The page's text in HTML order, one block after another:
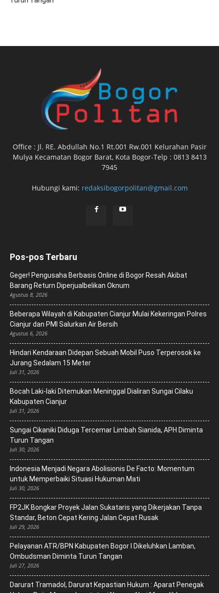
Office : Jl. RE. Abdullah No.1 Rt.001 Rw.001 Kelurahan Pasir
Mulya Kecamatan Bogor Barat, Kota Bogor-Telp : 0813 8413
7945
Hubungi kami: redaksibogorpolitan@gmail.com
Pos-pos Terbaru
Geger! Pengusaha Berbasis Online di Bogor Resah Akibat
Barang Return Diperjualbelikan Oknum
Agustus 8, 2026
Beberapa Wilayah di Kabupaten Cianjur Mulai Kekeringan Polres
Cianjur dan PMI Salurkan Air Bersih
Agustus 6, 2026
Hindari Kendaraan Didepan Sebuah Mobil Puso Terperosok ke
Jurang Sedalam 15 Meter
Juli 31, 2026
Bocah Laki-laki Ditemukan Meninggal Dialiran Sungai Cilaku
Kabupaten Cianjur
Juli 31, 2026
Sungai Cikaniki Diduga Tercemar Limbah Sianida, APH Diminta
Turun Tangan
Juli 30, 2026
‎Indonesia Menjadi Negara Abolisionis De Facto: Momentum
untuk Memperbaiki Situasi Hukuman Mati
Juli 30, 2026
FP2JK Bongkar Proyek Jalan Sukataris yang Dikerjakan Tanpa
Standar, Beton Cepat Kering Jalan Cepat Rusak
Juli 29, 2026
Pelayanan ATR/BPN Kabupaten Bogor I Dikeluhkan Lamban,
Ombudsman Diminta Turun Tangan
Juli 27, 2026
Darurat Tramadol, Darurat Kepastian Hukum : Aparat Penegak